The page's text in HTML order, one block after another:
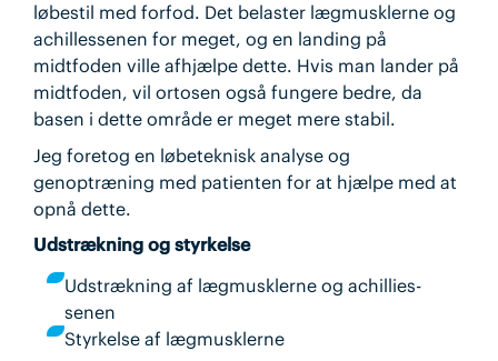
løbestil med forfod. Det belaster lægmusklerne og
achillessenen for meget, og en landing på
midtfoden ville afhjælpe dette. Hvis man lander på
midtfoden, vil ortosen også fungere bedre, da
basen i dette område er meget mere stabil.
Jeg foretog en løbeteknisk analyse og
genoptræning med patienten for at hjælpe med at
opnå dette.
Udstrækning og styrkelse
Udstrækning af lægmusklerne og achillies-
senen
Styrkelse af lægmusklerne